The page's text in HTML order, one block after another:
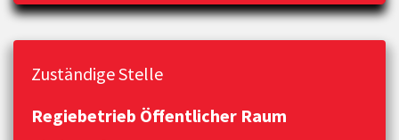
Zuständige Stelle
Regiebetrieb Öffentlicher Raum